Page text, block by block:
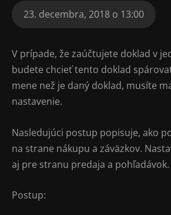
23. decembra, 2018 o 13:00
V prípade, že zaúčtujete doklad v
budete chcieť tento doklad
mene než je daný doklad, musíte
nastavenie.
Nasledujúci postup popisuje, ako
na strane nákupu a záväzkov.
aj pre stranu predaja a pohľadávok.
Postup: